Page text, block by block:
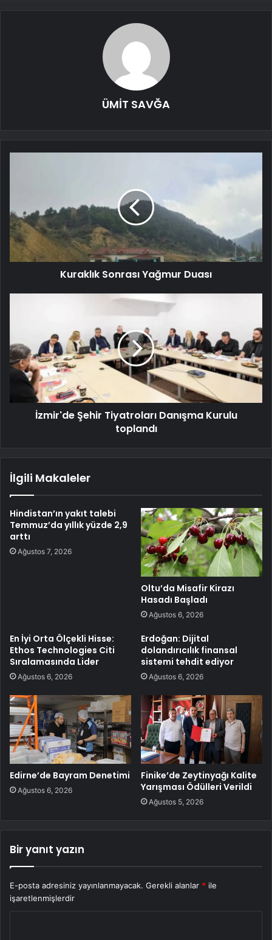
ÜMİT SAVĞA
Kuraklık Sonrası Yağmur Duası
İzmir'de Şehir Tiyatroları Danışma Kurulu
toplandı
İlgili Makaleler
Hindistan’ın yakıt talebi
Temmuz’da yıllık yüzde 2,9
arttı
Ağustos 7, 2026
Oltu’da Misafir Kirazı
Hasadı Başladı
Ağustos 6, 2026
En İyi Orta Ölçekli Hisse:
Ethos Technologies Citi
Sıralamasında Lider
Ağustos 6, 2026
Erdoğan: Dijital
dolandırıcılık finansal
sistemi tehdit ediyor
Ağustos 6, 2026
Edirne’de Bayram Denetimi
Ağustos 6, 2026
Finike’de Zeytinyağı Kalite
Yarışması Ödülleri Verildi
Ağustos 5, 2026
Bir yanıt yazın
E-posta adresiniz yayınlanmayacak. Gerekli alanlar * ile
işaretlenmişlerdir